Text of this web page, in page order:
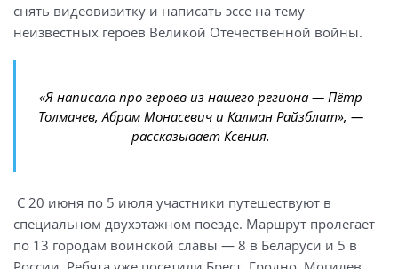
снять видеовизитку и написать эссе на тему
неизвестных героев Великой Отечественной войны.
«Я написала про героев из нашего региона — Пётр
Толмачев, Абрам Монасевич и Калман Райзблат», —
рассказывает Ксения.
С 20 июня по 5 июля участники путешествуют в
специальном двухэтажном поезде. Маршрут пролегает
по 13 городам воинской славы — 8 в Беларуси и 5 в